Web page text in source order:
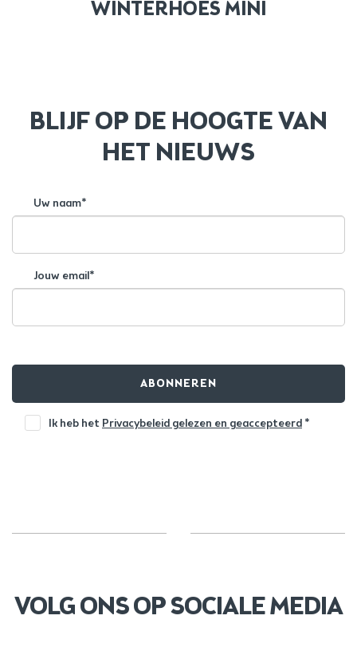
WINTERHOES MINI
BLIJF OP DE HOOGTE VAN
HET NIEUWS
Uw naam*
Jouw email*
ABONNEREN
Ik heb het Privacybeleid gelezen en geaccepteerd *
VOLG ONS OP SOCIALE MEDIA